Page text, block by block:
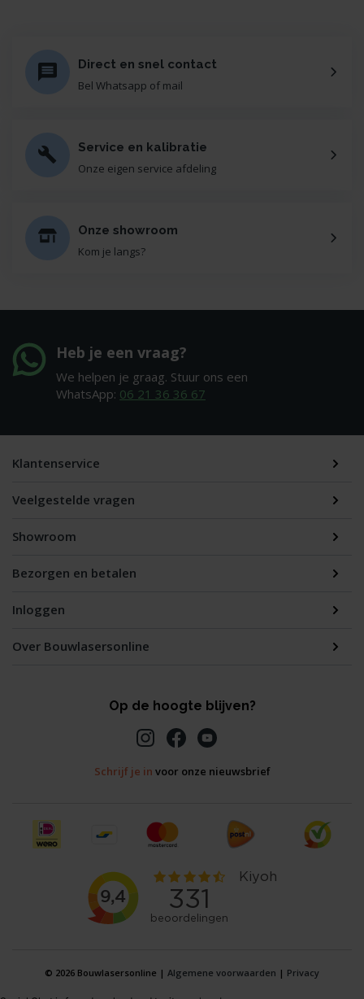
Direct en snel contact
Bel Whatsapp of mail
Service en kalibratie
Onze eigen service afdeling
Onze showroom
Kom je langs?
Heb je een vraag?
We helpen je graag. Stuur ons een
WhatsApp: 06 21 36 36 67
Klantenservice
Veelgestelde vragen
Showroom
Bezorgen en betalen
Inloggen
Over Bouwlasersonline
Op de hoogte blijven?
Schrijf je in voor onze nieuwsbrief
© 2026 Bouwlasersonline | Algemene voorwaarden | Privacy